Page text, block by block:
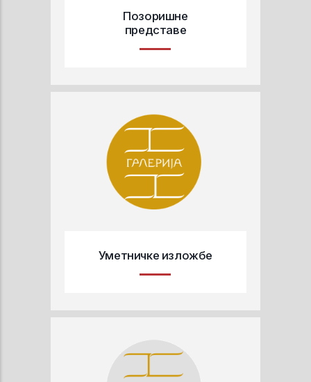
Позоришне
представе
Уметничке изложбе